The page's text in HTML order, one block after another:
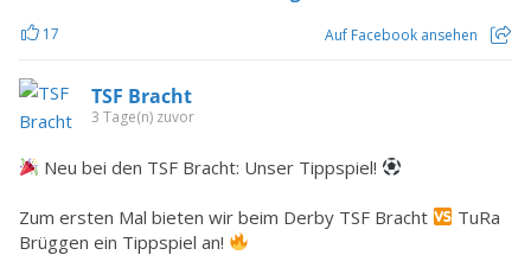
17 Auf Facebook ansehen
TSF Bracht
3 Tage(n) zuvor
Neu bei den TSF Bracht: Unser Tippspiel!
Zum ersten Mal bieten wir beim Derby TSF Bracht
TuRa
Brüggen ein Tippspiel an!